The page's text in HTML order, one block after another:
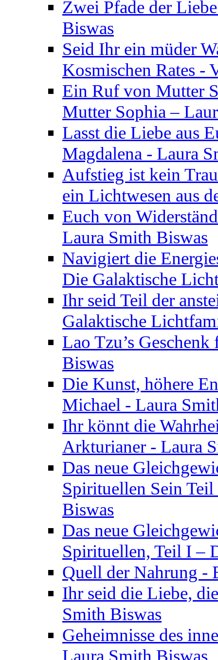
Zwei Pfade der
Biswas
Seid Ihr ein müder
Kosmischen Rates -
Ein Ruf von Mutter
Mutter Sophia –
Lasst die Liebe aus
Magdalena - Laura
Aufstieg ist kein
ein Lichtwesen aus
Euch von
Laura Smith Biswas
Navigiert die
Die Galaktische
Ihr seid Teil der
Galaktische
Lao Tzu’s
Biswas
Die Kunst, höhere
Michael - Laura
Ihr könnt die
Arkturianer - Laura
Das neue
Spirituellen Sein
Biswas
Das neue
Spirituellen, Teil I –
Quell der Nahrung -
Ihr seid die Liebe,
Smith Biswas
Geheimnisse des
Laura Smith Biswas